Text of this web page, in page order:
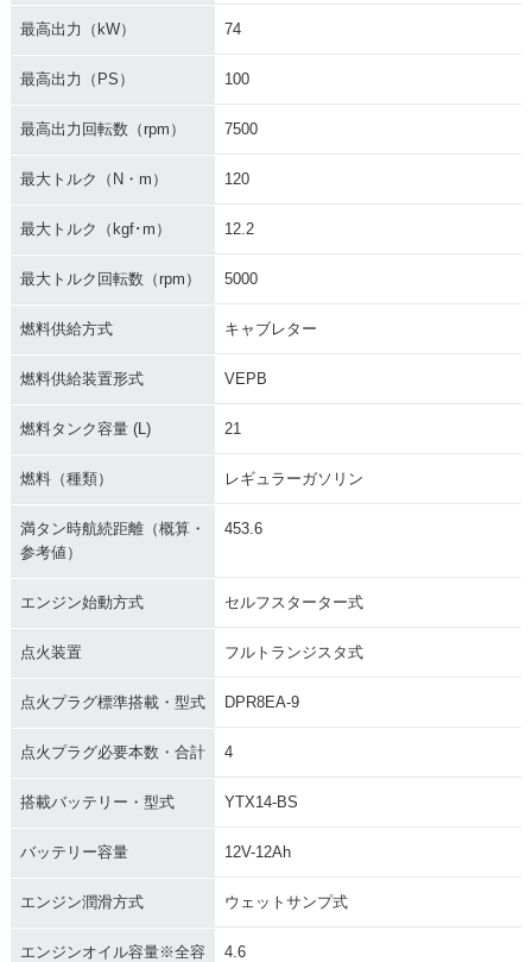
PER FOUR・マイナ
ーチェンジ
PER FOUR ABS・
カラーチェンジ
2008年 CB1300 SU
PER FOUR ABS Sp
別・限定仕様
2008年 CB1300 SU
PER FOUR ABS・
2007年 CB1300 SU
マイナーチェンジ
2007年 CB1300 SU
ーチェンジ
2006年 CB1300 SU
カラーチェンジ
PER FOUR・カラー
チェンジ
PER FOUR ABS・
最高出力（kW） 74
最高出力（PS） 100
最高出力回転数（rpm） 7500
最大トルク（N・m） 120
最大トルク（kgf･m） 12.2
最大トルク回転数（rpm） 5000
燃料供給方式 キャブレター
燃料供給装置形式 VEPB
燃料タンク容量 (L) 21
燃料（種類） レギュラーガソリン
満タン時航続距離（概算・
参考値）
453.6
エンジン始動方式 セルフスターター式
点火装置 フルトランジスタ式
点火プラグ標準搭載・型式 DPR8EA-9
点火プラグ必要本数・合計 4
搭載バッテリー・型式 YTX14-BS
バッテリー容量 12V-12Ah
エンジン潤滑方式 ウェットサンプ式
エンジンオイル容量※全容
4.6